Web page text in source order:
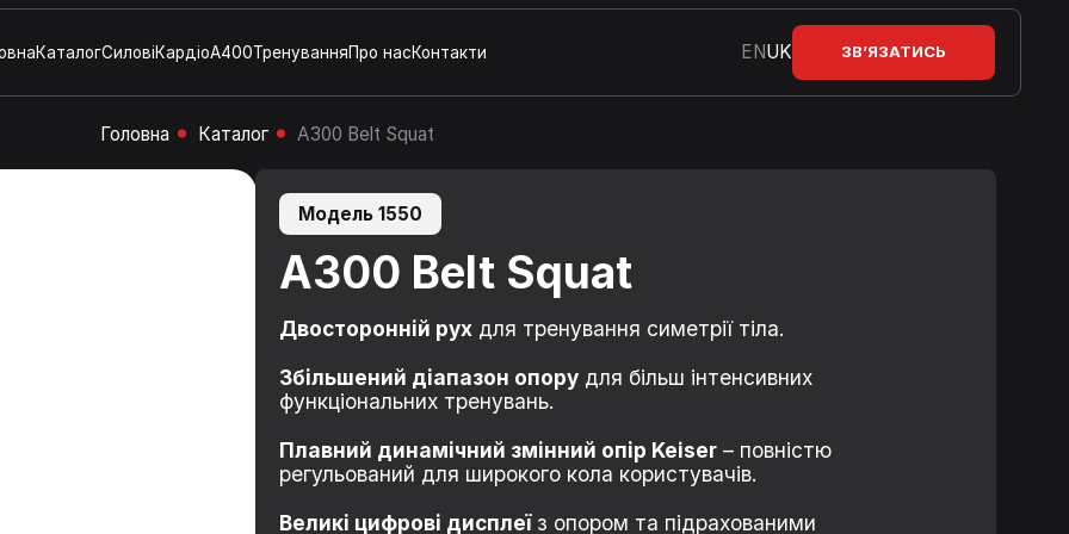
КаталогСиловіКардіоA400ТренуванняПро насКонтакти ENUK ЗВ’ЯЗАТИСЬ
Головна Каталог A300 Belt Squat
Модель 1550
A300 Belt Squat
Двосторонній рух для тренування симетрії тіла.
Збільшений діапазон опору для більш інтенсивних
функціональних тренувань.
Плавний динамічний змінний опір Keiser – повністю
регульований для широкого кола користувачів.
Великі цифрові дисплеїз опором та підрахованими